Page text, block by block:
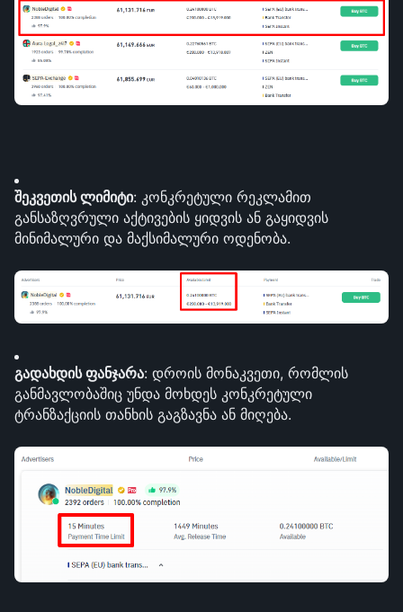
შეკვეთის ლიმიტი: კონკრეტული რეკლამით
განსაზღვრული აქტივების ყიდვის ან გაყიდვის
მინიმალური და მაქსიმალური ოდენობა.
გადახდის ფანჯარა: დროის მონაკვეთი, რომლის
განმავლობაშიც უნდა მოხდეს კონკრეტული
ტრანზაქციის თანხის გაგზავნა ან მიღება.